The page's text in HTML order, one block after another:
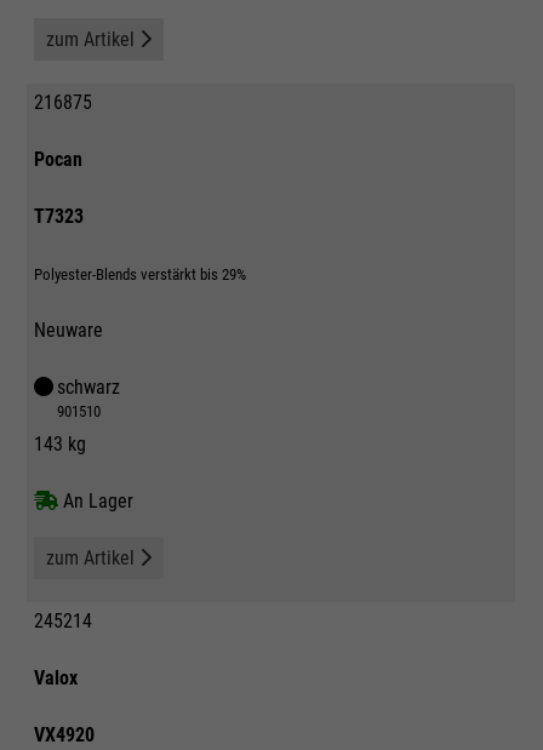
zum Artikel
216875
Pocan
T7323
Polyester-Blends verstärkt bis 29%
Neuware
schwarz
901510
143 kg
An Lager
zum Artikel
245214
Valox
VX4920